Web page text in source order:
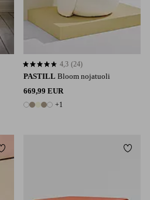
PASTILL Bloom nojatuoli
669,99 EUR
6 värejä
+1
4,3 perustuen 24 arvosanaan
4,3 (24)
Lisää suosikkeihin Lisää